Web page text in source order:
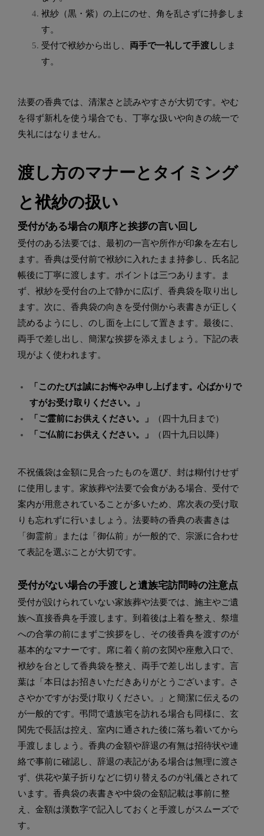
袱紗（黒・紫）の上にのせ、角を乱さずに持参しま
す。
受付で袱紗から出し、 両手で一礼して手渡し しま
す。
法要の香典では、清潔さと読みやすさが大切です。やむ
を得ず新札を使う場合でも、丁寧な扱いや向きの統一で
失礼にはなりません。
渡し方のマナーとタイミング
と袱紗の扱い
受付がある場合の順序と挨拶の言い回し
受付のある法要では、最初の一言や所作が印象を左右し
ます。香典は受付前で袱紗に入れたまま持参し、氏名記
帳後に丁寧に渡します。ポイントは三つあります。ま
ず、袱紗を受付台の上で静かに広げ、香典袋を取り出し
ます。次に、香典袋の向きを受付側から表書きが正しく
読めるようにし、のし面を上にして置きます。最後に、
両手で差し出し、簡潔な挨拶を添えましょう。下記の表
現がよく使われます。
「このたびは誠にお悔やみ申し上げます。心ばかりで
すがお受け取りください。」
「ご霊前にお供えください。」
（四十九日まで）
「ご仏前にお供えください。」
（四十九日以降）
不祝儀袋は金額に見合ったものを選び、封は糊付けせず
に使用します。家族葬や法要で会食がある場合、受付で
案内が用意されていることが多いため、席次表の受け取
りも忘れずに行いましょう。法要時の香典の表書きは
「御霊前」または「御仏前」が一般的で、宗派に合わせ
て表記を選ぶことが大切です。
受付がない場合の手渡しと遺族宅訪問時の注意点
受付が設けられていない家族葬や法要では、施主やご遺
族へ直接香典を手渡します。到着後は上着を整え、祭壇
への合掌の前にまずご挨拶をし、その後香典を渡すのが
基本的なマナーです。席に着く前の玄関や座敷入口で、
袱紗を台として香典袋を整え、両手で差し出します。言
葉は「本日はお招きいただきありがとうございます。さ
さやかですがお受け取りください。」と簡潔に伝えるの
が一般的です。弔問で遺族宅を訪れる場合も同様に、玄
関先で長話は控え、室内に通された後に落ち着いてから
手渡しましょう。香典の金額や辞退の有無は招待状や連
絡で事前に確認し、辞退の表記がある場合は無理に渡さ
ず、供花や菓子折りなどに切り替えるのが礼儀とされて
います。香典袋の表書きや中袋の金額記載は事前に整
え、金額は漢数字で記入しておくと手渡しがスムーズで
す。